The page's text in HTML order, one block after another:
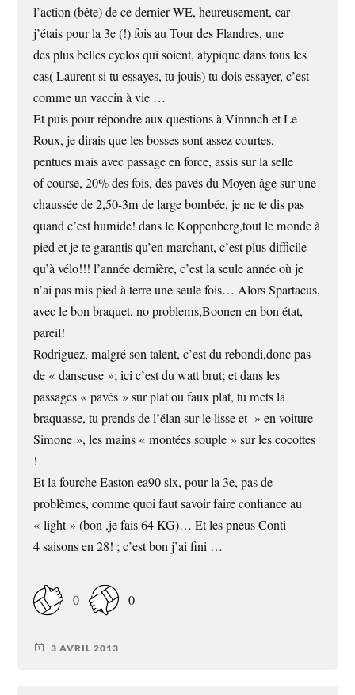
l’action (bête) de ce dernier WE, heureusement, car
j’étais pour la 3e (!) fois au Tour des Flandres, une
des plus belles cyclos qui soient, atypique dans tous les
cas( Laurent si tu essayes, tu jouis) tu dois essayer, c’est
comme un vaccin à vie …
Et puis pour répondre aux questions à Vinnnch et Le
Roux, je dirais que les bosses sont assez courtes,
pentues mais avec passage en force, assis sur la selle
of course, 20% des fois, des pavés du Moyen âge sur une
chaussée de 2,50-3m de large bombée, je ne te dis pas
quand c’est humide! dans le Koppenberg,tout le monde à
pied et je te garantis qu’en marchant, c’est plus difficile
qu’à vélo!!! l’année dernière, c’est la seule année où je
n’ai pas mis pied à terre une seule fois… Alors Spartacus,
avec le bon braquet, no problems,Boonen en bon état,
pareil!
Rodriguez, malgré son talent, c’est du rebondi,donc pas
de « danseuse »; ici c’est du watt brut; et dans les
passages « pavés » sur plat ou faux plat, tu mets la
braquasse, tu prends de l’élan sur le lisse et » en voiture
Simone », les mains « montées souple » sur les cocottes
!
Et la fourche Easton ea90 slx, pour la 3e, pas de
problèmes, comme quoi faut savoir faire confiance au
« light » (bon ,je fais 64 KG)… Et les pneus Conti
4 saisons en 28! ; c’est bon j’ai fini …
0 0
3 AVRIL 2013